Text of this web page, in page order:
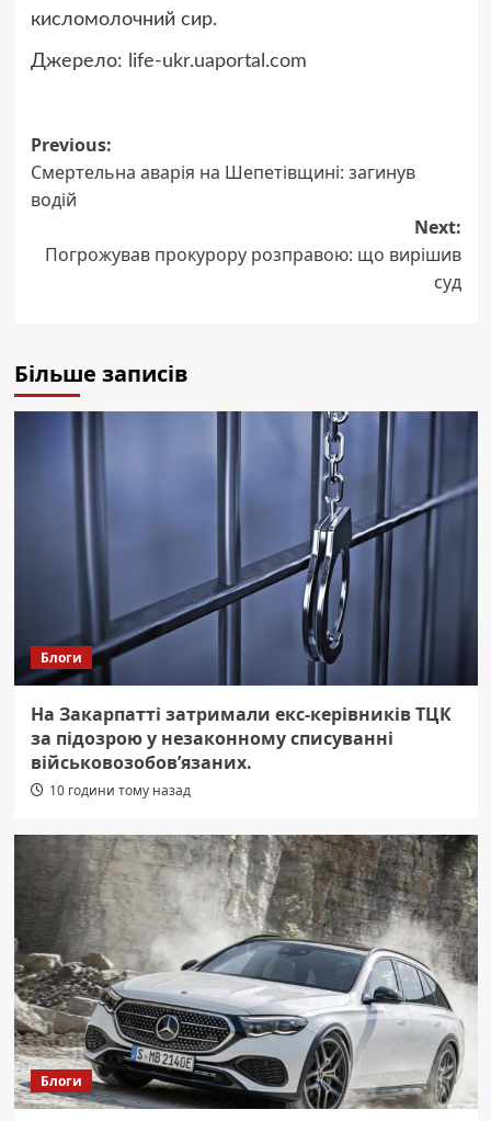
кисломолочний сир.
Джерело: life-ukr.uaportal.com
Post
navigation
Previous:
Смертельна аварія на Шепетівщині: загинув
водій
Next:
Погрожував прокурору розправою: що вирішив
суд
Більше записів
Блоги
На Закарпатті затримали екс-керівників ТЦК
за підозрою у незаконному списуванні
військовозобов’язаних.
10 години тому назад
Блоги